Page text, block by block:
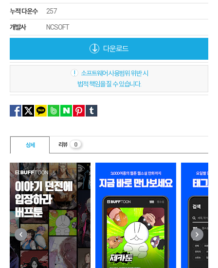
누적 다운수 257
개발사 NCSOFT
다운로드
!
소프트웨어 사용범위 위반 시
법적 책임을 질 수 있습니다.
상세 리뷰 0